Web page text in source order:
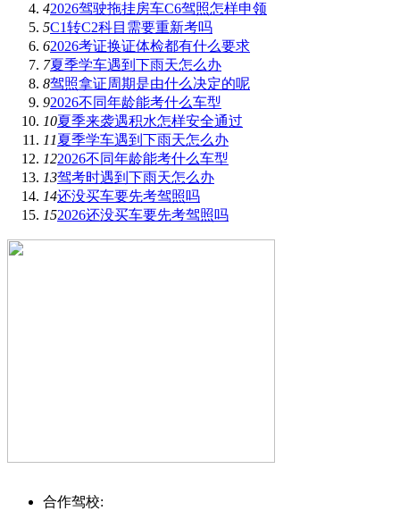
42026驾驶拖挂房车C6驾照怎样申领
5C1转C2科目需要重新考吗
62026考证换证体检都有什么要求
7夏季学车遇到下雨天怎么办
8驾照拿证周期是由什么决定的呢
92026不同年龄能考什么车型
10夏季来袭遇积水怎样安全通过
11夏季学车遇到下雨天怎么办
122026不同年龄能考什么车型
13驾考时遇到下雨天怎么办
14还没买车要先考驾照吗
152026还没买车要先考驾照吗
合作驾校: